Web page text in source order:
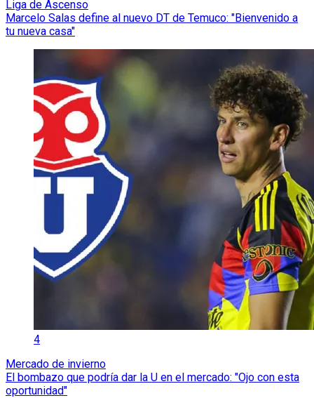
Liga de Ascenso
Marcelo Salas define al nuevo DT de Temuco: "Bienvenido a
tu nueva casa"
4
Mercado de invierno
El bombazo que podría dar la U en el mercado: "Ojo con esta
oportunidad"